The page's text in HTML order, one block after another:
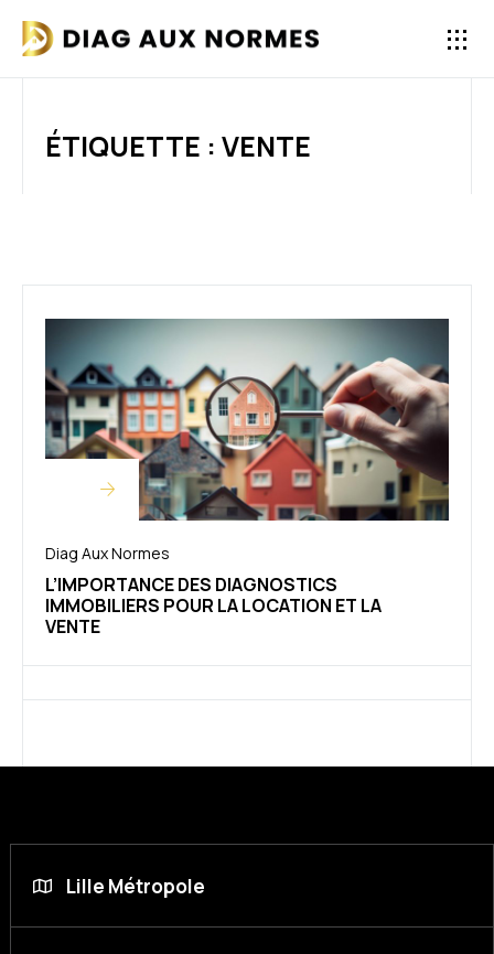
ÉTIQUETTE : VENTE
Diag Aux Normes
L’IMPORTANCE DES DIAGNOSTICS
IMMOBILIERS POUR LA LOCATION ET LA
VENTE
Lille Métropole